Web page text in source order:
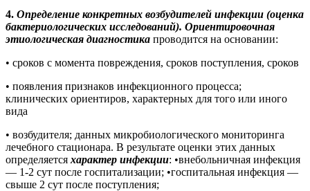
4. Определение конкретных возбудителей инфекции (оценка
бактериологических исследований). Ориентировочная
этиологическая диагностика проводится на основании:
• сроков с момента повреждения, сроков поступления, сроков
• появления признаков инфекционного процесса;
клинических ориентиров, характерных для того или иного
вида
• возбудителя; данных микробиологического мониторинга
лечебного стационара. В результате оценки этих данных
определяется характер инфекции: •внебольничная инфекция
— 1-2 сут после госпитализации; •госпитальная инфекция —
свыше 2 сут после поступления;